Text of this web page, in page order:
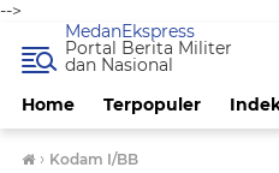
-->
Home Terpopuler
MedanEkspress
Portal Berita Militer
dan Nasional
› Kodam I/BB